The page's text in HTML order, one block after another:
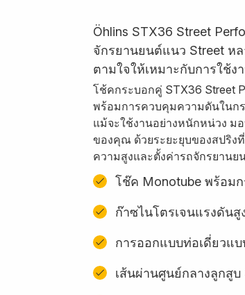
Öhlins STX36 Street
จักรยานยนต์แนว Street ห
ตามใจให้เหมาะกับการใช้ง
โช้คกระบอกคู่ STX36 Street
พร้อมการควบคุมความดันในก
แม้จะใช้งานอย่างหนักหน่วง ม
ของคุณ ด้วยระยะยุบของสปริง
ความสูงและตั้งค่ารถจักรยานย
โช๊ค Monotube พร้อม
ก๊าซไนโตรเจนแรงดันสู
การออกแบบท่อเดี่ยวแบ
เส้นผ่านศูนย์กลางลูกสูบ